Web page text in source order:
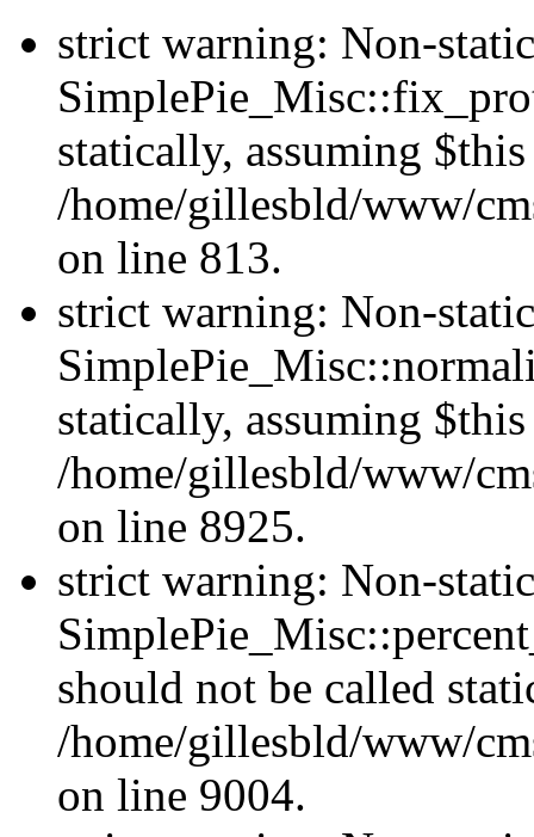
strict warning: Non-
statically, assuming
/home/gillesbld/www/
on line 813.
strict warning: Non-
statically, assuming
/home/gillesbld/www/
on line 8925.
strict warning: Non-
should not be called
/home/gillesbld/www/
on line 9004.